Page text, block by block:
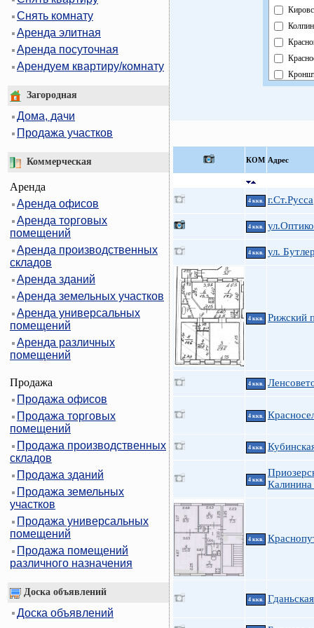
Снять комнату
Аренда элитная
Аренда посуточная
Арендуем квартиру/комнату
Загородная
Дома, дачи
Продажа участков
Коммерческая
Аренда
Аренда офисов
Аренда торговых
помещений
Аренда производственных
складов
Аренда зданий
Аренда земельных участков
Аренда универсальных
помещений
Аренда различных
помещений
Продажа
Продажа офисов
Продажа торговых
помещений
Продажа производственных
складов
Продажа зданий
Продажа земельных
участков
Продажа универсальных
помещений
Продажа помещений
различного назначения
Доска объявлений
Доска объявлений
КOМ Адрес
4 ккв. г.Ст.Русса
4 ккв.
4 ккв. ул.
4 ккв. Рижский
4 ккв.
4 ккв.
4 ккв.
4 ккв.
Калинина
4 ккв.
4 ккв.